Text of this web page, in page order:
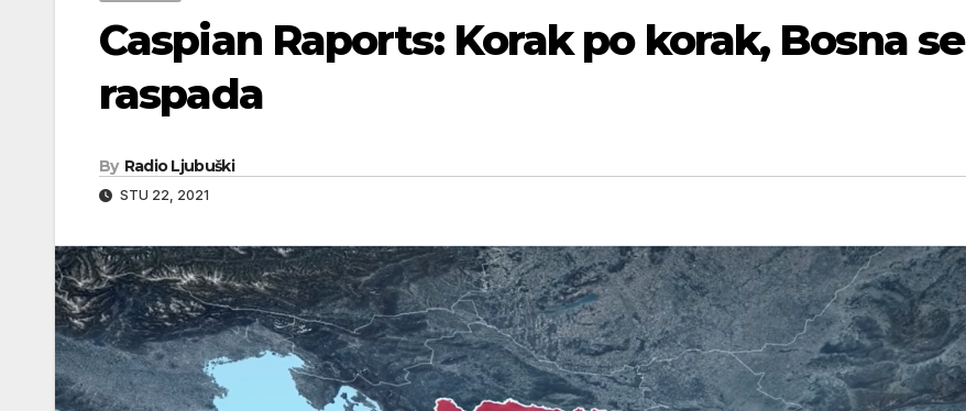
Caspian Raports: Korak po korak, Bosna se
raspada
By Radio Ljubuški
STU 22, 2021